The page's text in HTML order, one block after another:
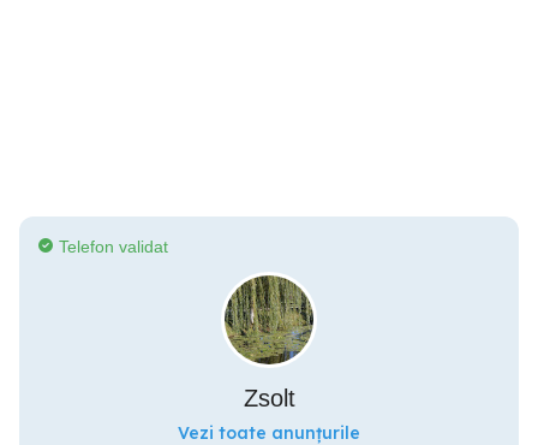
Telefon validat
Zsolt
Vezi toate anunțurile